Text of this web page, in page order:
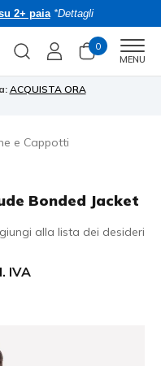
2+ paia *Dettagli
0
MENU
ACQUISTA ORA
e Cappotti
Bonded Jacket
alla lista dei desideri
IVA